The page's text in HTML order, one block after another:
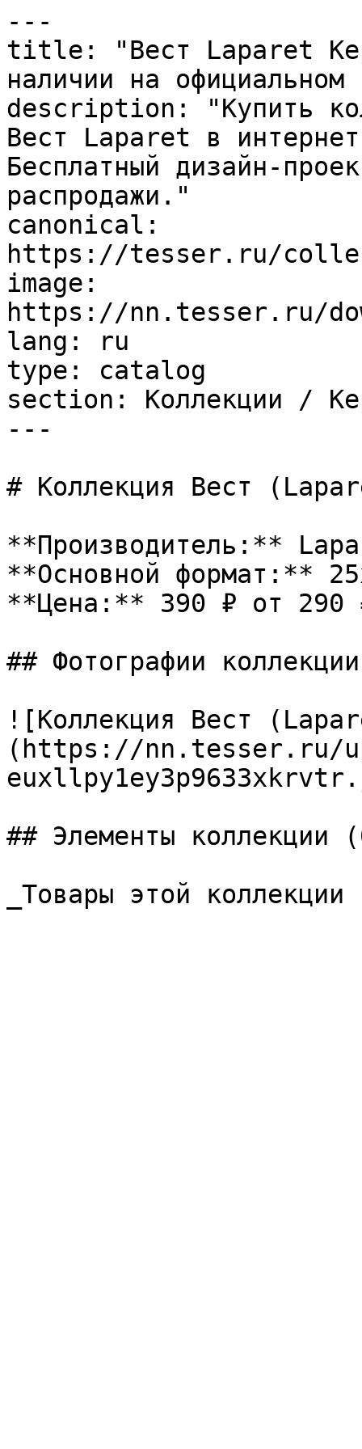
---
title: "Вест Laparet
наличии на
description: "Купить
Вест Laparet в
Бесплатный дизайн-
распродажи."
canonical:
https://tesser.ru/
image:
https://nn.tesser.ru/
lang: ru
type: catalog
section: Коллекции /
---
# Коллекция Вест
**Производитель:**
**Основной формат:**
**Цена:** 390 ₽ от 290
## Фотографии коллекции
![Коллекция Вест
(https://nn.tesser.ru/
## Элементы коллекции
_Товары этой